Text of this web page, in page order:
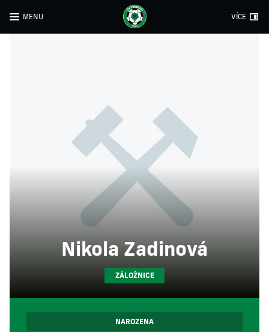
MENU VÍCE
Nikola Zadinová
ZÁLOŽNICE
NAROZENA